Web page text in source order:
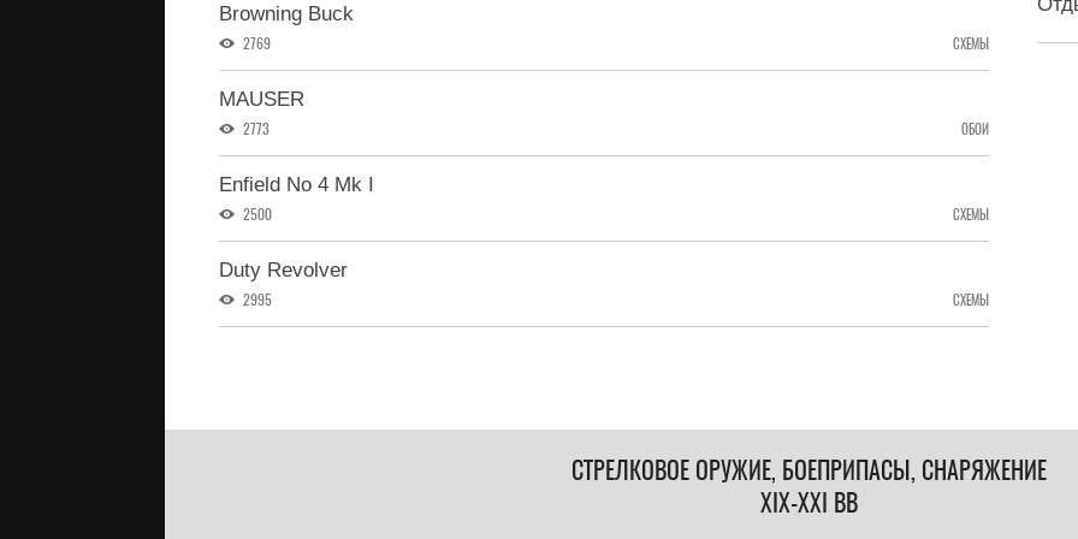
Browning Buck
2769 СХЕМЫ
MAUSER
2773 ОБОИ
Enfield No 4 Mk I
2500 СХЕМЫ
Duty Revolver
2995 СХЕМЫ
СТРЕЛКОВОЕ ОРУЖИЕ, БОЕПРИПАСЫ, СНАРЯЖЕНИЕ
XIX-XXI ВВ